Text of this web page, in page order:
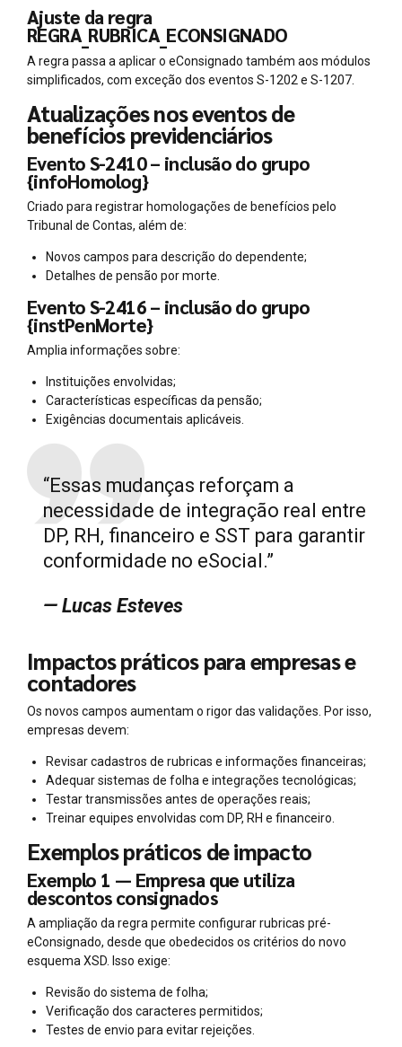
Ajuste da regra
REGRA_RUBRICA_ECONSIGNADO
A regra passa a aplicar o eConsignado também aos módulos
simplificados, com exceção dos eventos S-1202 e S-1207.
Atualizações nos eventos de
benefícios previdenciários
Evento S-2410 – inclusão do grupo
{infoHomolog}
Criado para registrar homologações de benefícios pelo
Tribunal de Contas, além de:
Novos campos para descrição do dependente;
Detalhes de pensão por morte.
Evento S-2416 – inclusão do grupo
{instPenMorte}
Amplia informações sobre:
Instituições envolvidas;
Características específicas da pensão;
Exigências documentais aplicáveis.
“Essas mudanças reforçam a
necessidade de integração real entre
DP, RH, financeiro e SST para garantir
conformidade no eSocial.”
— Lucas Esteves
Impactos práticos para empresas e
contadores
Os novos campos aumentam o rigor das validações. Por isso,
empresas devem:
Revisar cadastros de rubricas e informações financeiras;
Adequar sistemas de folha e integrações tecnológicas;
Testar transmissões antes de operações reais;
Treinar equipes envolvidas com DP, RH e financeiro.
Exemplos práticos de impacto
Exemplo 1 — Empresa que utiliza
descontos consignados
A ampliação da regra permite configurar rubricas pré-
eConsignado, desde que obedecidos os critérios do novo
esquema XSD. Isso exige:
Revisão do sistema de folha;
Verificação dos caracteres permitidos;
Testes de envio para evitar rejeições.